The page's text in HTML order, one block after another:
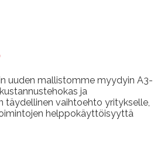
uuden mallistomme myydyin A3-
ja
täydellinen vaihtoehto yritykselle,
helppokäyttöisyyttä